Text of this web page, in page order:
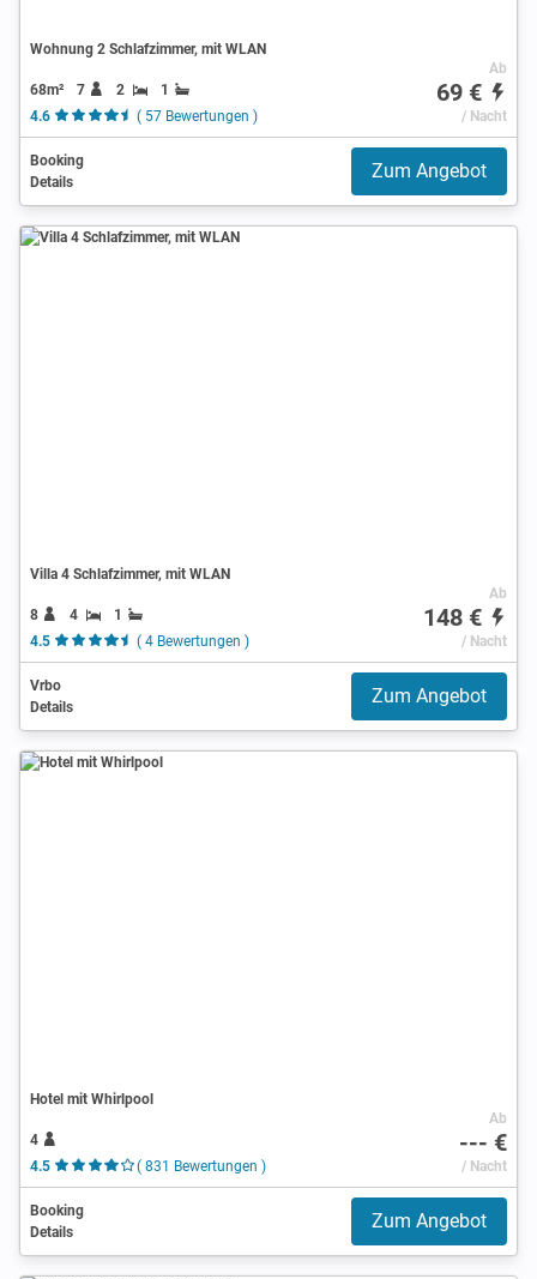
Wohnung 2 Schlafzimmer, mit WLAN
68m² 7 2
1
4.6
( 57 Bewertungen )
Ab
69 €
/ Nacht
Booking
Details
Zum Angebot
Villa 4 Schlafzimmer, mit WLAN
8 4
1
4.5
( 4 Bewertungen )
Ab
148 €
/ Nacht
Vrbo
Details
Zum Angebot
Hotel mit Whirlpool
4
4.5
( 831 Bewertungen )
Ab
--- €
/ Nacht
Booking
Details
Zum Angebot